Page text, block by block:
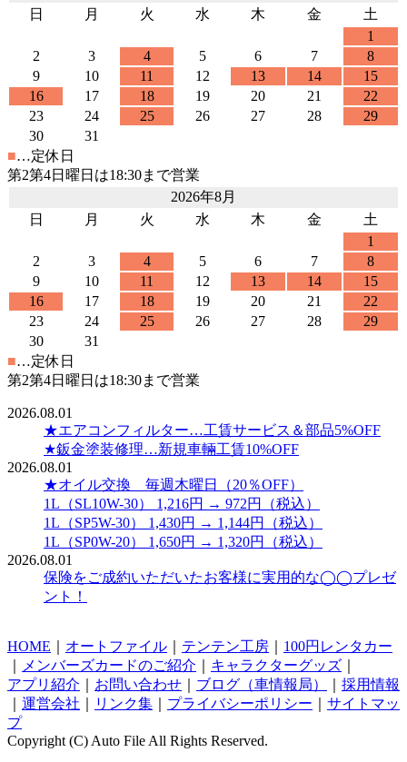
日
月 火 水 木 金
土
1
2
3 4 5 6 7
8
9
10 11 12 13 14
15
16
17 18 19 20 21
22
23
24 25 26 27 28
29
30
31
■…定休日
第2第4日曜日は18:30まで営業
2026年8月
日
月 火 水 木 金
土
1
2
3 4 5 6 7
8
9
10 11 12 13 14
15
16
17 18 19 20 21
22
23
24 25 26 27 28
29
30
31
■…定休日
第2第4日曜日は18:30まで営業
2026.08.01
★エアコンフィルター…工賃サービス＆部品5%OFF
★鈑金塗装修理…新規車輛工賃10%OFF
2026.08.01
★オイル交換 毎週木曜日（20％OFF）
1L（SL10W-30） 1,216円 → 972円（税込）
1L（SP5W-30） 1,430円 → 1,144円（税込）
1L（SP0W-20） 1,650円 → 1,320円（税込）
2026.08.01
保険をご成約いただいたお客様に実用的な◯◯プレゼ
ント！
HOME オートファイル テンテン工房
100円レンタカー
メンバーズカードのご紹介 キャラクターグッズ
アプリ紹介
お問い合わせ ブログ（車情報局）
採用情報
運営会社 リンク集 プライバシーポリシー
サイトマッ
プ
Copyright (C) Auto File All Rights Reserved.